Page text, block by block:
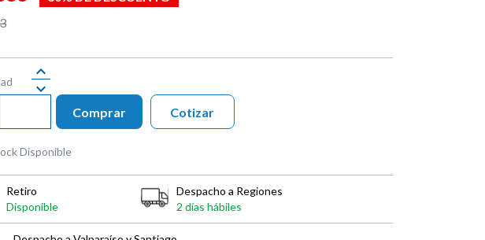
Comprar
Disponible
Cotizar
Retiro
Disponible
Despacho a Regiones
2 días hábiles